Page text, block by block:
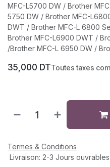
MFC-L5700 DW / Brother
5750 DW / Brother MFC-
DWT / Brother MFC-L 6800
Brother MFC-L6900 DWT /
/Brother MFC-L 6950 DW /
35,000 DTToutes taxes
Termes & Conditions
Livraison: 2-3 Jours ouvrables